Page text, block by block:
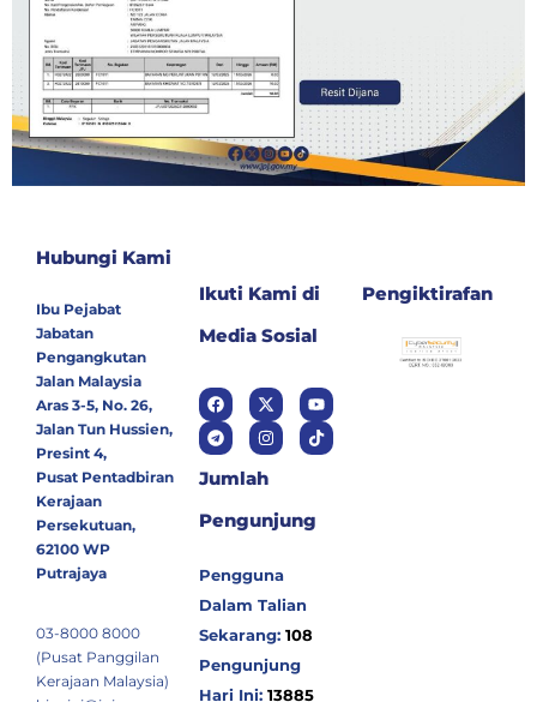
Hubungi Kami
Ibu Pejabat
Jabatan
Pengangkutan
Jalan Malaysia
Aras 3-5, No. 26,
Jalan Tun Hussien,
Presint 4,
Pusat Pentadbiran
Kerajaan
Persekutuan,
62100 WP
Putrajaya
03-8000 8000
(Pusat Panggilan
Kerajaan Malaysia)
Ikuti Kami di
Media Sosial
Jumlah
Pengunjung
Pengguna
Dalam Talian
Sekarang: 108
Pengunjung
Hari Ini: 13885
Pengiktirafan